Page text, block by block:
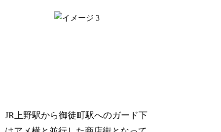
JR上野駅から御徒町駅へのガード下